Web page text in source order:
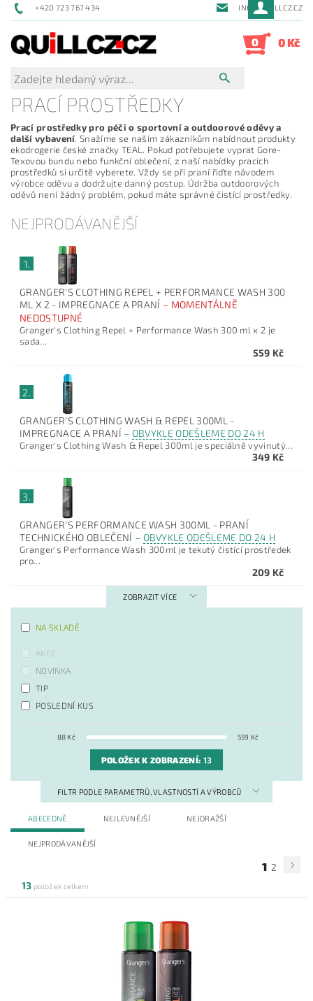
+420 723 767 434 INFO@QUILLCZ.CZ
0 0 Kč
PRACÍ PROSTŘEDKY
Prací prostředky pro péči o sportovní a outdoorové oděvy a
další vybavení. Snažíme se naším zákazníkům nabídnout produkty
ekodrogerie české značky TEAL. Pokud potřebujete vyprat Gore-
Texovou bundu nebo funkční oblečení, z naší nabídky pracích
prostředků si určitě vyberete. Vždy se při praní řiďte návodem
výrobce oděvu a dodržujte danný postup. Údržba outdoorových
oděvů není žádný problém, pokud máte správné čistící prostředky.
NEJPRODÁVANĚJŠÍ
1.
GRANGER'S CLOTHING REPEL + PERFORMANCE WASH 300
ML X 2 - IMPREGNACE A PRANÍ – MOMENTÁLNĚ
NEDOSTUPNÉ
Granger's Clothing Repel + Performance Wash 300 ml x 2 je
sada...
559 Kč
2.
GRANGER'S CLOTHING WASH & REPEL 300ML -
IMPREGNACE A PRANÍ – OBVYKLE ODEŠLEME DO 24 H
Granger's Clothing Wash & Repel 300ml je speciálně vyvinutý...
349 Kč
3.
GRANGER'S PERFORMANCE WASH 300ML - PRANÍ
TECHNICKÉHO OBLEČENÍ – OBVYKLE ODEŠLEME DO 24 H
Granger's Performance Wash 300ml je tekutý čistící prostředek
pro...
209 Kč
ZOBRAZIT VÍCE
NA SKLADĚ
AKCE
NOVINKA
TIP
POSLEDNÍ KUS
88 Kč 559 Kč
POLOŽEK K ZOBRAZENÍ: 13
FILTR PODLE PARAMETRŮ, VLASTNOSTÍ A VÝROBCŮ
ABECEDNĚ NEJLEVNĚJŠÍ NEJDRAŽŠÍ
NEJPRODÁVANĚJŠÍ
1 2
13 položek celkem